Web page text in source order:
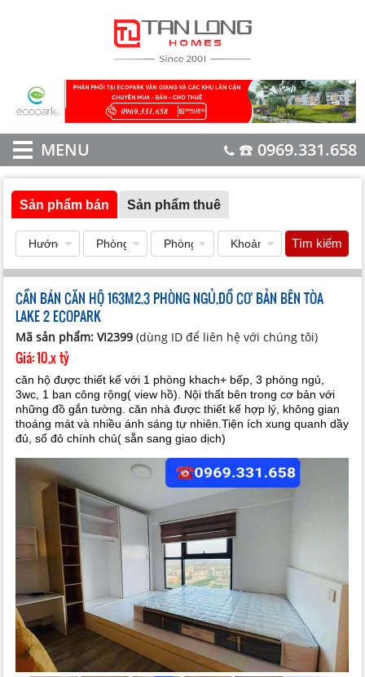
MENU ☎️ 0969.331.658
Sản phẩm bán Sản phẩm thuê
Tìm kiếm
CẦN BÁN CĂN HỘ 163M2,3 PHÒNG NGỦ,ĐỒ CƠ BẢN BÊN TÒA
LAKE 2 ECOPARK
Mã sản phẩm: VI2399(dùng ID để liên hệ với chúng tôi)
Giá:10,x tỷ
căn hộ được thiết kế với 1 phòng khach+ bếp, 3 phòng ngủ,
3wc, 1 ban công rộng( view hồ). Nội thất bên trong cơ bản với
những đồ gắn tường. căn nhà được thiết kế hợp lý, không gian
thoáng mát và nhiều ánh sáng tự nhiên.Tiện ích xung quanh dầy
đủ, sổ đỏ chính chủ( sẵn sang giao dịch)